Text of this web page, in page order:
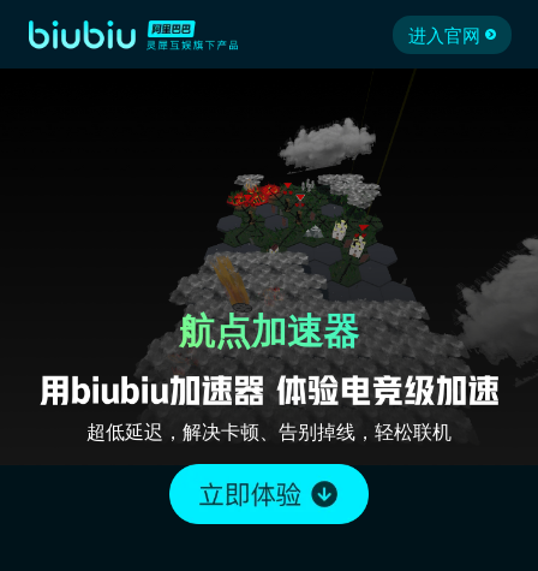
进入官网
航点加速器
超低延迟，解决卡顿、告别掉线，轻松联机